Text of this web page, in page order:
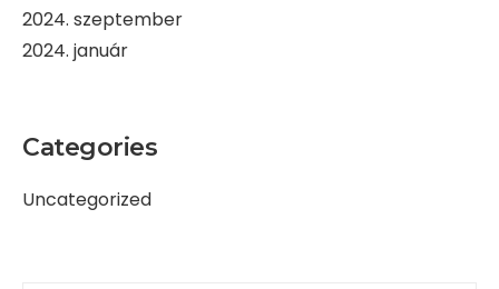
2024. szeptember
2024. január
Categories
Uncategorized